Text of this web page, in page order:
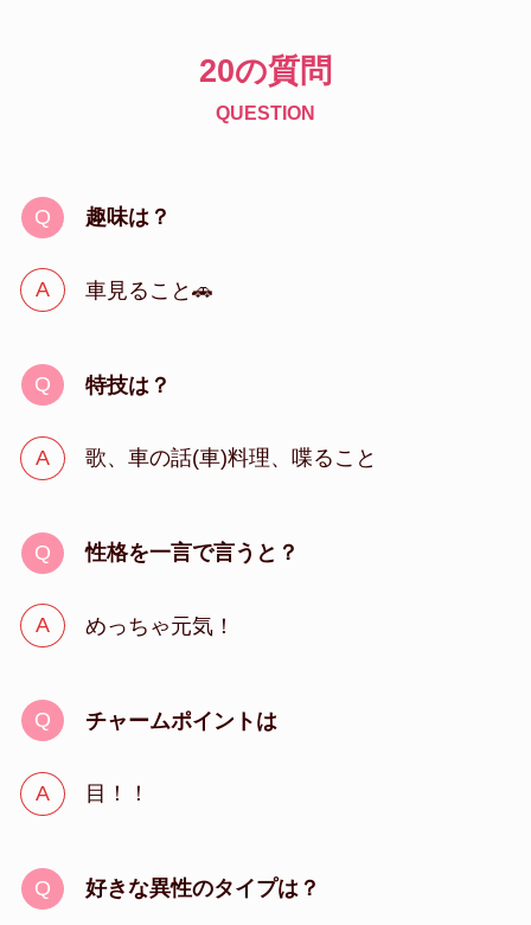
20の質問
QUESTION
趣味は？
車見ること🚗
特技は？
歌、車の話(車)料理、喋ること
性格を一言で言うと？
めっちゃ元気！
チャームポイントは
目！！
好きな異性のタイプは？